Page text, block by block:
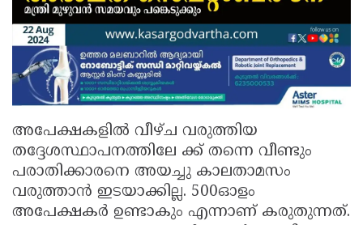
അപേക്ഷകളിൽ വീഴ്ച വരുത്തിയ
തദ്ദേശസ്ഥാപനത്തിലേ ക്ക് തന്നെ വീണ്ടും
പരാതിക്കാരനെ അയച്ചു കാലതാമസം
വരുത്താൻ ഇടയാക്കില്ല. 500ഓളം
അപേക്ഷകർ ഉണ്ടാകും എന്നാണ് കരുതുന്നത്.